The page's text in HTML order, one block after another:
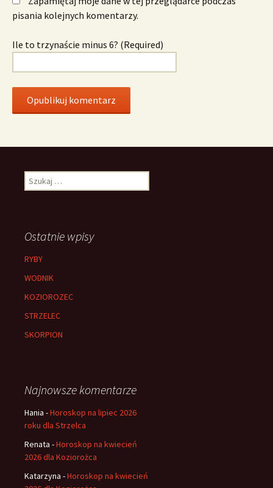
pisania kolejnych komentarzy.
Ile to trzynaście minus 6? (Required)
Szukaj:
Ostatnie wpisy
RYBY
WODNIK
KOZIOROZEC
STRZELEC
SKORPION
Najnowsze komentarze
Hania -Horoskop na lipiec 2026
roku dla Strzelca
Renata -Horoskop na kwiecień
2026 dla Koziorożca
Katarzyna -Horoskop na kwiecień